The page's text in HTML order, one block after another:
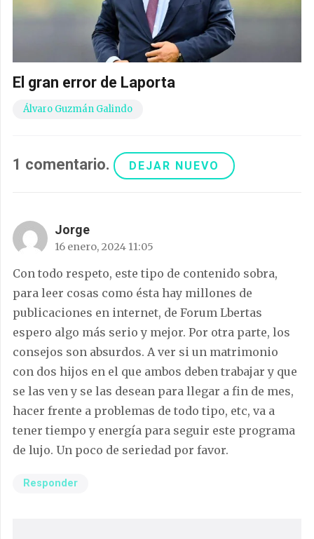
El gran error de Laporta
Álvaro Guzmán Galindo
1 comentario. DEJAR NUEVO
Jorge
16 enero, 2024 11:05
Con todo respeto, este tipo de contenido sobra,
para leer cosas como ésta hay millones de
publicaciones en internet, de Forum Lbertas
espero algo más serio y mejor. Por otra parte, los
consejos son absurdos. A ver si un matrimonio
con dos hijos en el que ambos deben trabajar y que
se las ven y se las desean para llegar a fin de mes,
hacer frente a problemas de todo tipo, etc, va a
tener tiempo y energía para seguir este programa
de lujo. Un poco de seriedad por favor.
Responder